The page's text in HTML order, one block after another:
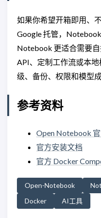
如果你希望开箱即用、
Google 托管，
Notebook 更适合需要
API、定制工作流或本
级、备份、权限和模型成
参考资料
Open Notebook
官方安装文档
官方 Docker
Open-Notebook
Docker
AI工具